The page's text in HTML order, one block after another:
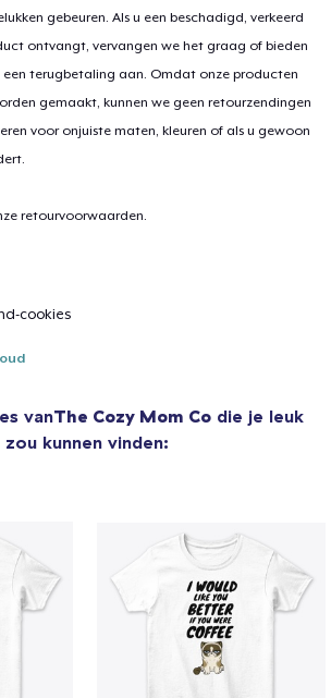
gebeuren. Als u een beschadigd, verkeerd
ontvangt, vervangen we het graag of bieden
een terugbetaling aan. Omdat onze producten
gemaakt, kunnen we geen retourzendingen
voor onjuiste maten, kleuren of als u gewoon
retourvoorwaarden.
cookies
vanThe Cozy Mom Co die je leuk
zou kunnen vinden: